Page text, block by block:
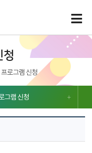
청
프로그램 신청
그램 신청